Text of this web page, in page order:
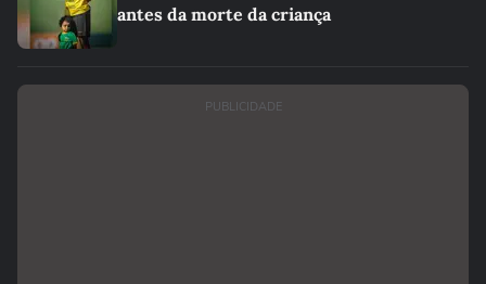
antes da morte da criança
PUBLICIDADE